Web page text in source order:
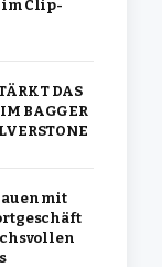
im Clip-
DAS
BAGGER
mit